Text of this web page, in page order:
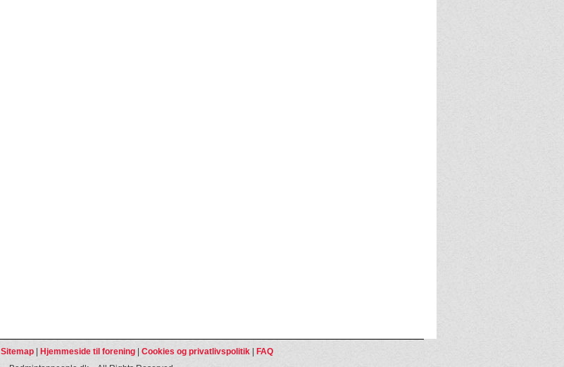
Sitemap Hjemmeside til forening Cookies og privatlivspolitik
FAQ